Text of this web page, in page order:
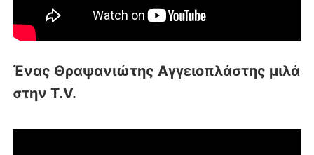
Ένας Θραψανιώτης Αγγειοπλάστης μιλά
στην T.V.